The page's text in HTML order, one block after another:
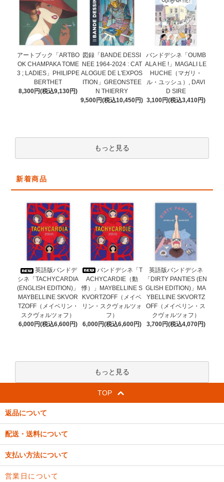
アートブック「ARTBO
OK CHAMPAKA TOME
3 ; LADIES」PHILIPPE
BERTHET
8,300円(税込9,130円)
図録「BANDE DESSI
NEE 1964-2024 : CAT
ALOGUE DE L'EXPOS
ITION」GREONSTEE
N THIERRY
9,500円(税込10,450円)
バンドデシネ「OUMB
ALA HE !」MAGALI LE
HUCHE（マガリ・
ル・ユッシュ）, DAVI
D SIRE
3,100円(税込3,410円)
もっと見る
新着商品
英語版バンドデ
シネ「TACHYCARDIA
(ENGLISH EDITION)」
MAYBELLINE SKVOR
TZOFF（メイベリン・
スクヴォルツォフ）
6,000円(税込6,600円)
バンドデシネ「T
ACHYCARDIE（動
悸）」MAYBELLINE S
KVORTZOFF（メイベ
リン・スクヴォルツォ
フ）
6,000円(税込6,600円)
英語版バンドデシネ
「DIRTY PANTIES (EN
GLISH EDITION)」MA
YBELLINE SKVORTZ
OFF（メイベリン・ス
クヴォルツォフ）
3,700円(税込4,070円)
もっと見る
TOP
返品について
配送・送料について
支払い方法について
営業日について